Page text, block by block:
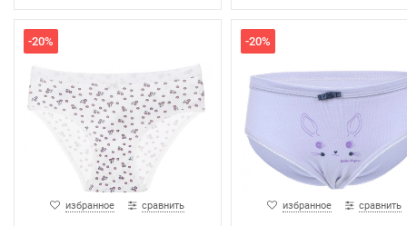
-20%
избранное сравнить
-20%
избранное сравнить